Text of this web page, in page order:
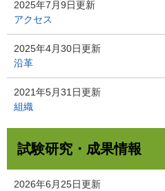
2025年7月9日更新
アクセス
2025年4月30日更新
沿革
2021年5月31日更新
組織
試験研究・成果情報
2026年6月25日更新